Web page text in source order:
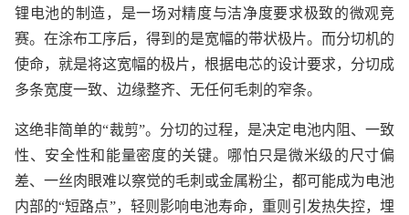
锂电池的制造，是一场对精度与洁净度要求极致的微观竞
赛。在涂布工序后，得到的是宽幅的带状极片。而分切机的
使命，就是将这宽幅的极片，根据电芯的设计要求，分切成
多条宽度一致、边缘整齐、无任何毛刺的窄条。
这绝非简单的“裁剪”。分切的过程，是决定电池内阻、一致
性、安全性和能量密度的关键。哪怕只是微米级的尺寸偏
差、一丝肉眼难以察觉的毛刺或金属粉尘，都可能成为电池
内部的“短路点”，轻则影响电池寿命，重则引发热失控，埋